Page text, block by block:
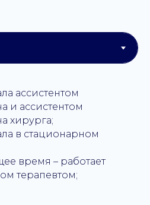
ассистентом
и ассистентом
хирурга;
в стационарном
время – работает
терапевтом;